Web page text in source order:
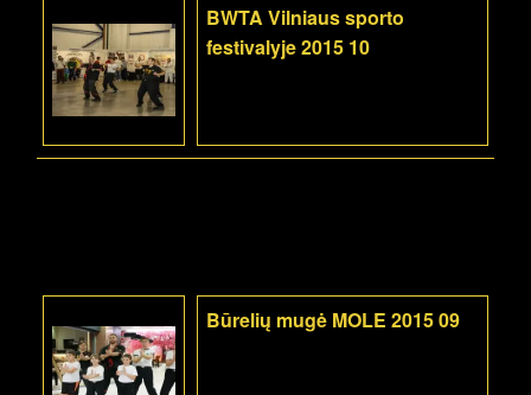
BWTA Vilniaus sporto
festivalyje 2015 10
Būrelių mugė MOLE 2015 09